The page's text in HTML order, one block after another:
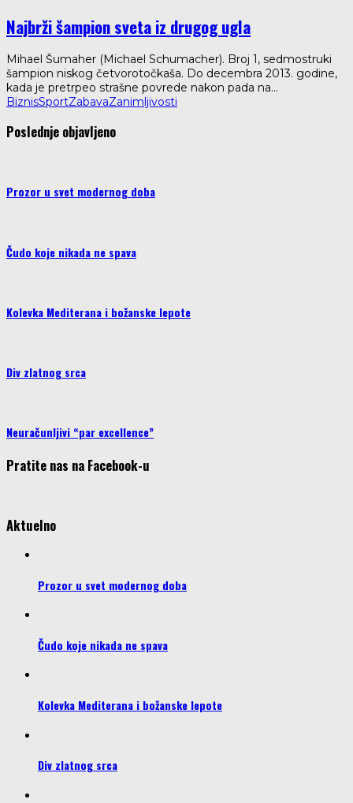
Najbrži šampion sveta iz drugog ugla
Mihael Šumaher (Michael Schumacher). Broj 1, sedmostruki
šampion niskog četvorotočkaša. Do decembra 2013. godine,
kada je pretrpeo strašne povrede nakon pada na...
BiznisSportZabavaZanimljivosti
Poslednje objavljeno
Prozor u svet modernog doba
Čudo koje nikada ne spava
Kolevka Mediterana i božanske lepote
Div zlatnog srca
Neuračunljivi “par excellence”
Pratite nas na Facebook-u
Aktuelno
Prozor u svet modernog doba
Čudo koje nikada ne spava
Kolevka Mediterana i božanske lepote
Div zlatnog srca